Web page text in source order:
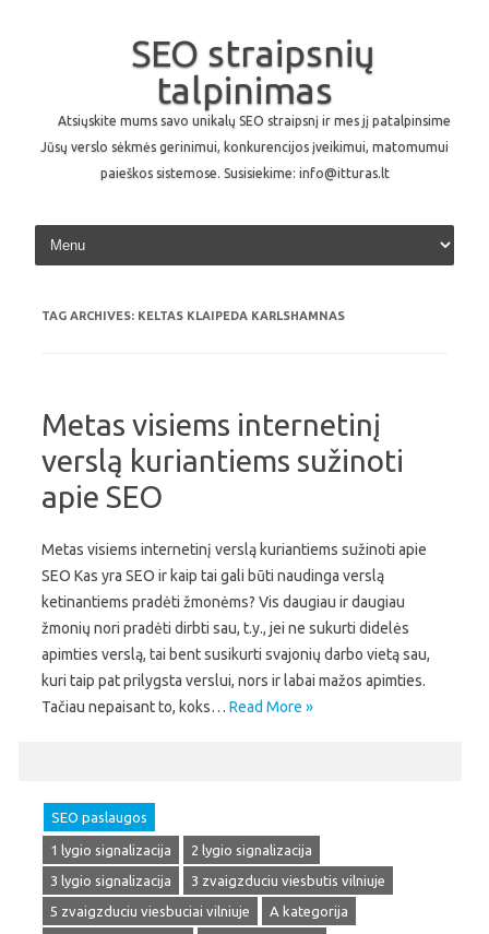
SEO straipsnių
talpinimas
Atsiųskite mums savo unikalų SEO straipsnį ir mes jį patalpinsime
Jūsų verslo sėkmės gerinimui, konkurencijos įveikimui, matomumui
paieškos sistemose. Susisiekime: info@itturas.lt
Skip to content
TAG ARCHIVES: KELTAS KLAIPEDA KARLSHAMNAS
Metas visiems internetinį
verslą kuriantiems sužinoti
apie SEO
Metas visiems internetinį verslą kuriantiems sužinoti apie
SEO Kas yra SEO ir kaip tai gali būti naudinga verslą
ketinantiems pradėti žmonėms? Vis daugiau ir daugiau
žmonių nori pradėti dirbti sau, t.y., jei ne sukurti didelės
apimties verslą, tai bent susikurti svajonių darbo vietą sau,
kuri taip pat prilygsta verslui, nors ir labai mažos apimties.
Tačiau nepaisant to, koks… Read More »
SEO paslaugos
1 lygio signalizacija
2 lygio signalizacija
3 lygio signalizacija
3 zvaigzduciu viesbutis vilniuje
5 zvaigzduciu viesbuciai vilniuje
A kategorija